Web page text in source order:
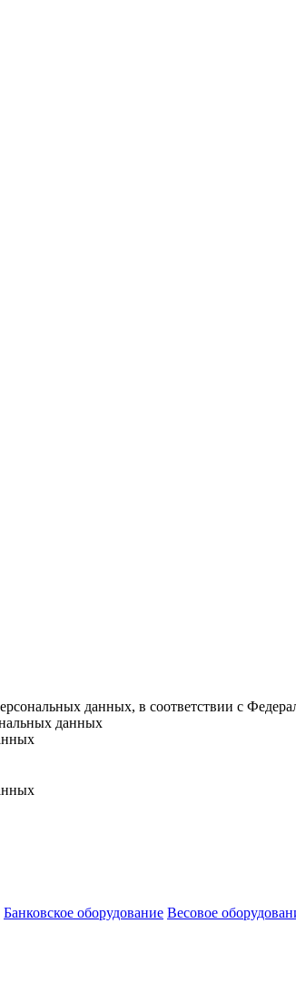
данных, в соответствии с
данных
Банковское оборудование Весовое